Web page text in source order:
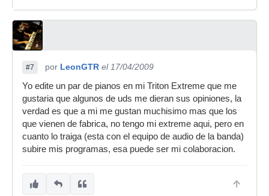
#7 por LeonGTR el 17/04/2009
Yo edite un par de pianos en mi Triton Extreme que me
gustaria que algunos de uds me dieran sus opiniones, la
verdad es que a mi me gustan muchisimo mas que los
que vienen de fabrica, no tengo mi extreme aqui, pero en
cuanto lo traiga (esta con el equipo de audio de la banda)
subire mis programas, esa puede ser mi colaboracion.